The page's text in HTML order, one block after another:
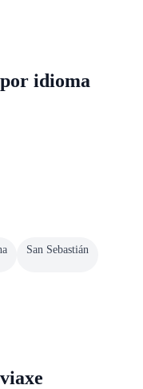
idioma
San Sebastián